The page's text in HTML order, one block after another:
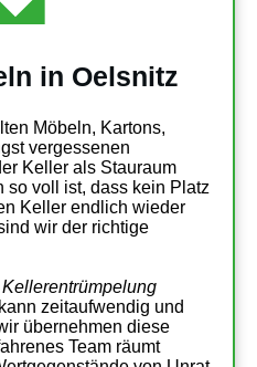
in Oelsnitz
Möbeln, Kartons,
vergessenen
Keller als Stauraum
so voll ist, dass kein Platz
Keller endlich wieder
wir der richtige
zeitaufwendig und
übernehmen diese
Team räumt